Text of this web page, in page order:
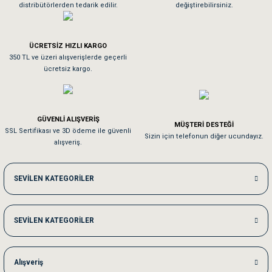
Tavşanım kafesinin kalitesine ve paketlemesine bayıldım
Sa**** On******
Kedilerim beğeniyorlar. Memnunuz. Uygun fiyatta olması iyi.
Me***** Ya******
Akşam verdiğim sipariş bir sonraki gün elime ulaştı. Jack russell köpeğim
Ka***** Ar******
Ufak bir sorun harici sorun olmadı sağolsunlar onuda hemen çözdüler
distribütörlerden tedarik edilir.
değiştirebilirsiniz.
ÜCRETSİZ HIZLI KARGO
350 TL ve üzeri alışverişlerde geçerli
ücretsiz kargo.
GÜVENLİ ALIŞVERİŞ
SSL Sertifikası ve 3D ödeme ile güvenli
alışveriş.
MÜŞTERİ DESTEĞİ
Sizin için telefonun diğer ucundayız.
SEVİLEN KATEGORİLER
SEVİLEN KATEGORİLER
Alışveriş